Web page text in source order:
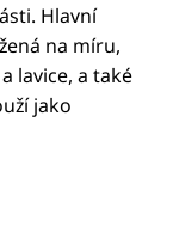
Hlavní
na míru,
lavice, a také
jako